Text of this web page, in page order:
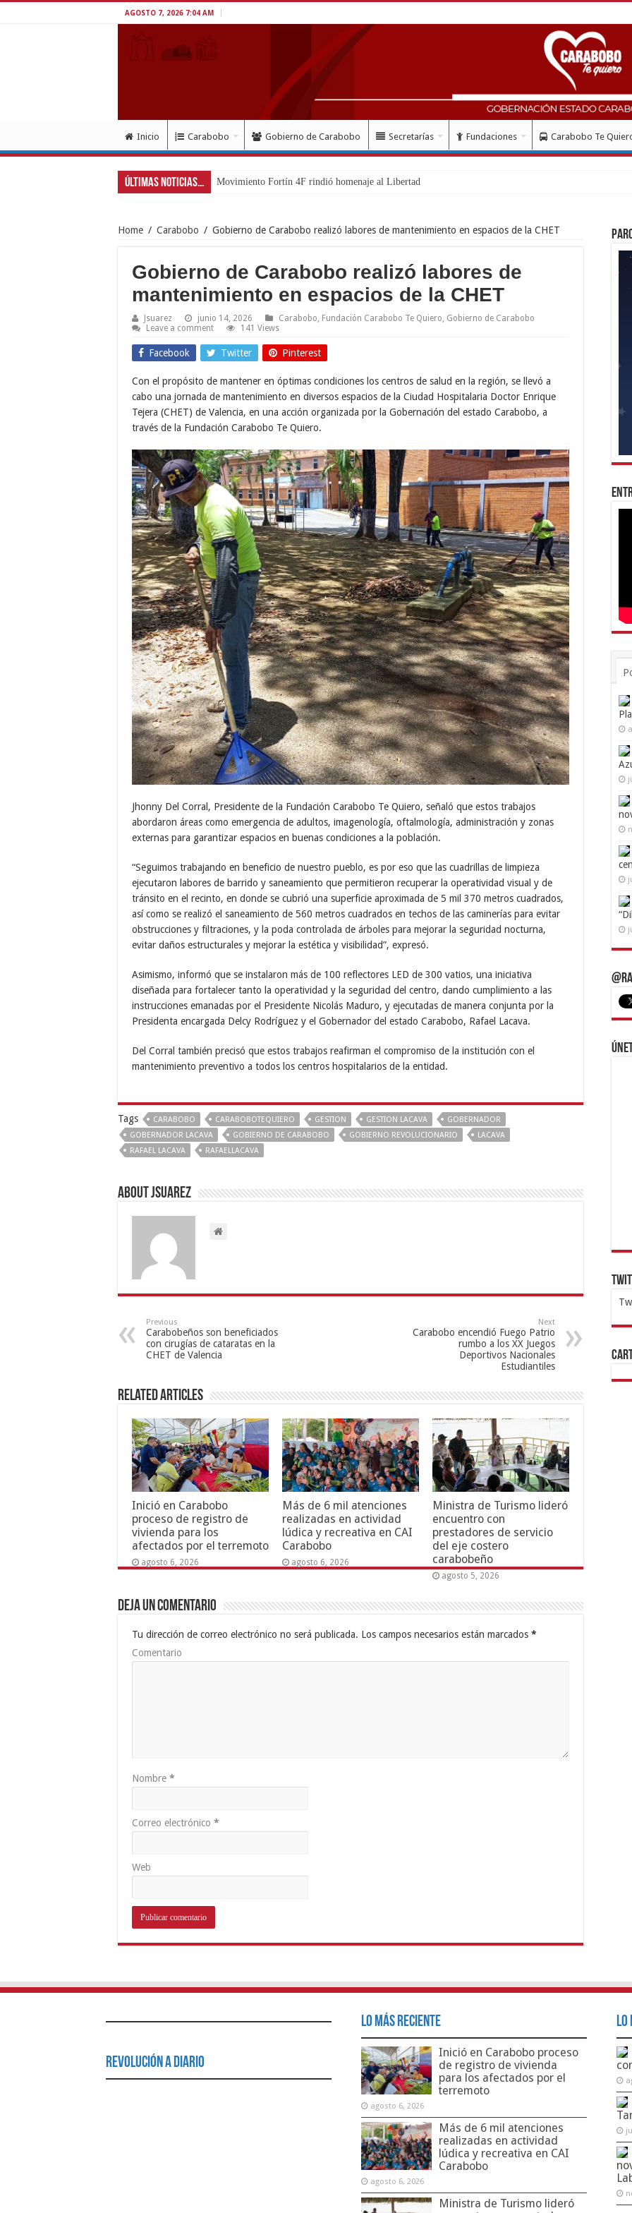
AGOSTO 7, 2026 7:04 AM
Inicio Carabobo Gobierno de Carabobo Secretarías Fundaciones Carabobo Te
Últimas Noticias... Movimiento Fortín 4F rindió homenaje al Libertador Simón Bolívar record
Home / Carabobo / Gobierno de Carabobo realizó labores de mantenimiento en espacios de la CHET
Gobierno de Carabobo realizó labores de
mantenimiento en espacios de la CHET
Jsuarez junio 14, 2026 Carabobo Fundación Carabobo Te Quiero Gobierno de Carabobo
Leave a comment
141 Views
Facebook Twitter Pinterest
Con el propósito de mantener en óptimas condiciones los centros de salud en la región, se llevó a
cabo una jornada de mantenimiento en diversos espacios de la Ciudad Hospitalaria Doctor Enrique
Tejera (CHET) de Valencia, en una acción organizada por la Gobernación del estado Carabobo, a
través de la Fundación Carabobo Te Quiero.
Jhonny Del Corral, Presidente de la Fundación Carabobo Te Quiero, señaló que estos trabajos
abordaron áreas como emergencia de adultos, imagenología, oftalmología, administración y zonas
externas para garantizar espacios en buenas condiciones a la población.
“Seguimos trabajando en beneficio de nuestro pueblo, es por eso que las cuadrillas de limpieza
ejecutaron labores de barrido y saneamiento que permitieron recuperar la operatividad visual y de
tránsito en el recinto, en donde se cubrió una superficie aproximada de 5 mil 370 metros cuadrados,
así como se realizó el saneamiento de 560 metros cuadrados en techos de las caminerías para evitar
obstrucciones y filtraciones, y la poda controlada de árboles para mejorar la seguridad nocturna,
evitar daños estructurales y mejorar la estética y visibilidad”, expresó.
Asimismo, informó que se instalaron más de 100 reflectores LED de 300 vatios, una iniciativa
diseñada para fortalecer tanto la operatividad y la seguridad del centro, dando cumplimiento a las
instrucciones emanadas por el Presidente Nicolás Maduro, y ejecutadas de manera conjunta por la
Presidenta encargada Delcy Rodríguez y el Gobernador del estado Carabobo, Rafael Lacava.
Del Corral también precisó que estos trabajos reafirman el compromiso de la institución con el
mantenimiento preventivo a todos los centros hospitalarios de la entidad.
Tags CARABOBO CARABOBOTEQUIERO GESTION GESTION LACAVA
GOBERNADOR
GOBERNADOR LACAVA
GOBIERNO DE CARABOBO GOBIERNO REVOLUCIONARIO
LACAVA
RAFAEL LACAVA
RAFAELLACAVA
About Jsuarez
Previous
Carabobeños son beneficiados
con cirugías de cataratas en la
CHET de Valencia
Next
Carabobo encendió Fuego Patrio
rumbo a los XX Juegos
Deportivos Nacionales
Estudiantiles
Related Articles
Inició en Carabobo
proceso de registro de
vivienda para los
afectados por el terremoto
agosto 6, 2026
Más de 6 mil atenciones
realizadas en actividad
lúdica y recreativa en CAI
Carabobo
agosto 6, 2026
Ministra de Turismo lideró
encuentro con
prestadores de servicio
del eje costero
carabobeño
agosto 5, 2026
Deja un comentario
Tu dirección de correo electrónico no será publicada. Los campos necesarios están marcados *
Comentario
Nombre *
Correo electrónico *
Web
Revolución a Diario
Lo Más Reciente
Inició en Carabobo proceso
de registro de vivienda
para los afectados por el
terremoto
agosto 6, 2026
Más de 6 mil atenciones
realizadas en actividad
lúdica y recreativa en CAI
Carabobo
agosto 6, 2026
Ministra de Turismo lideró
Lo